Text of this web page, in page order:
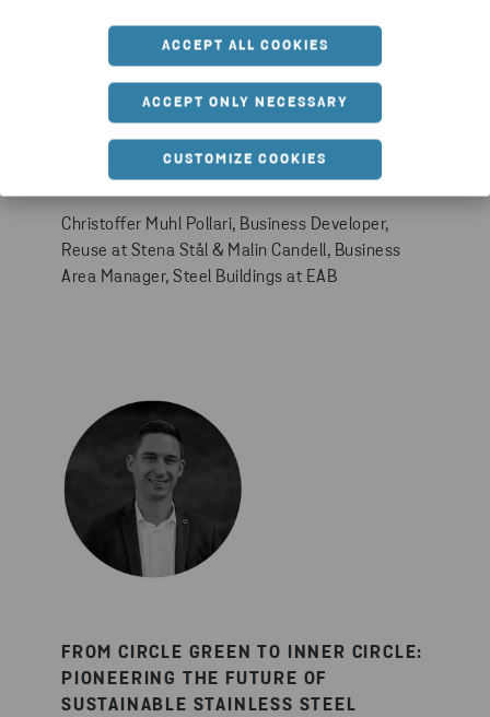
ACCEPT ALL COOKIES
ACCEPT ONLY NECESSARY
CUSTOMIZE COOKIES
STEEL WITH A HISTORY: BUILT TO LAST
Christoffer Muhl Pollari, Business Developer,
Reuse at Stena Stål & Malin Candell, Business
Area Manager, Steel Buildings at EAB
FROM CIRCLE GREEN TO INNER CIRCLE:
PIONEERING THE FUTURE OF
SUSTAINABLE STAINLESS STEEL